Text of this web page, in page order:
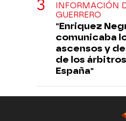
INFORMACIÓN
GUERRERO
"Enriquez
comunicaba
ascensos y
de los
España"